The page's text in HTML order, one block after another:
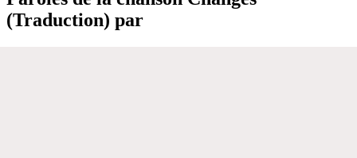
(Traduction) par